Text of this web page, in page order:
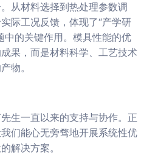
从材料选择到热处理参数调
际工况反馈，体现了“产学研
中的关键作用。模具性能的优
果，而是材料科学、工艺技术
物。
生一直以来的支持与协作。正
们能心无旁骛地开展系统性优
解决方案。